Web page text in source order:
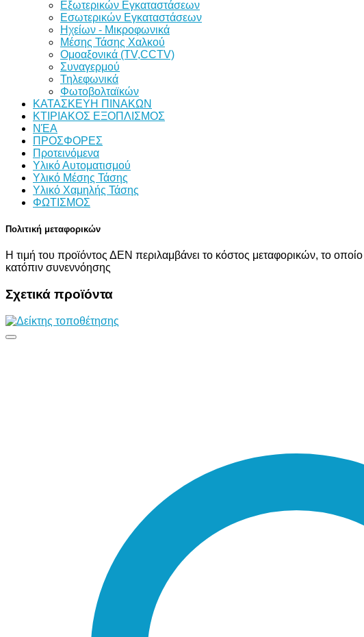
Εξωτερικών Εγκαταστάσεων
Εσωτερικών Εγκαταστάσεων
Ηχείων - Μικροφωνικά
Μέσης Τάσης Χαλκού
Ομοαξονικά (TV,CCTV)
Συναγερμού
Τηλεφωνικά
Φωτοβολταϊκών
ΚΑΤΑΣΚΕΥΗ ΠΙΝΑΚΩΝ
ΚΤΙΡΙΑΚΟΣ ΕΞΟΠΛΙΣΜΟΣ
ΝΈΑ
ΠΡΟΣΦΟΡΕΣ
Προτεινόμενα
Υλικό Αυτοματισμού
Υλικό Μέσης Τάσης
Υλικό Χαμηλής Τάσης
ΦΩΤΙΣΜΟΣ
Πολιτική μεταφορικών
Η τιμή του προϊόντος ΔΕΝ περιλαμβάνει το κόστος μεταφορικών, το
κατόπιν συνεννόησης
Σχετικά προϊόντα